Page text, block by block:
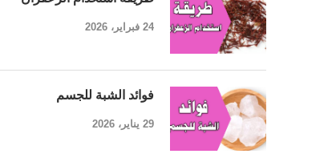
24 فبراير، 2026
فوائد الشبة للجسم
29 يناير، 2026